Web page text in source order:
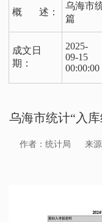
概 述：
乌海市
篇
成文日
期：
2025-
09-15
00:00:00
乌海市统计“入
作者：统计局 来